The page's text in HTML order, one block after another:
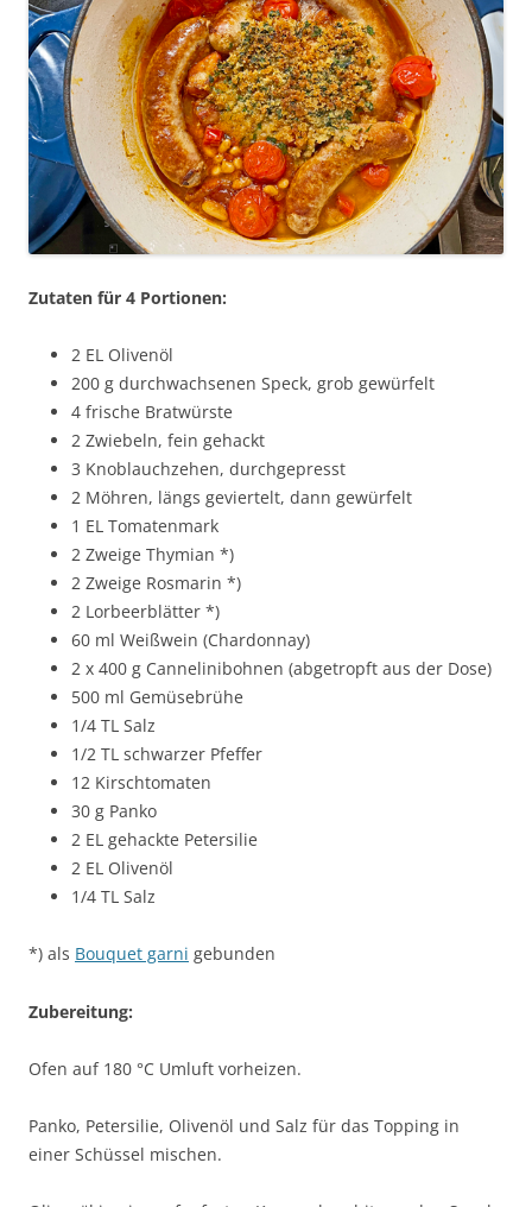
Zutaten für 4 Portionen:
2 EL Olivenöl
200 g durchwachsenen Speck, grob gewürfelt
4 frische Bratwürste
2 Zwiebeln, fein gehackt
3 Knoblauchzehen, durchgepresst
2 Möhren, längs geviertelt, dann gewürfelt
1 EL Tomatenmark
2 Zweige Thymian *)
2 Zweige Rosmarin *)
2 Lorbeerblätter *)
60 ml Weißwein (Chardonnay)
2 x 400 g Cannelinibohnen (abgetropft aus der Dose)
500 ml Gemüsebrühe
1/4 TL Salz
1/2 TL schwarzer Pfeffer
12 Kirschtomaten
30 g Panko
2 EL gehackte Petersilie
2 EL Olivenöl
1/4 TL Salz
*) als Bouquet garni gebunden
Zubereitung:
Ofen auf 180 °C Umluft vorheizen.
Panko, Petersilie, Olivenöl und Salz für das Topping in
einer Schüssel mischen.